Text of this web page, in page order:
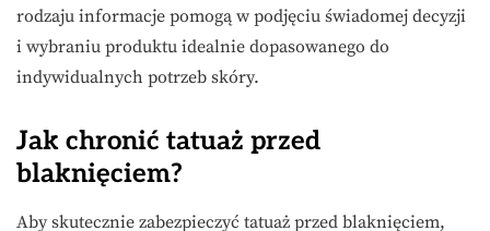
rodzaju informacje pomogą w podjęciu świadomej decyzji
i wybraniu produktu idealnie dopasowanego do
indywidualnych potrzeb skóry.
Jak chronić tatuaż przed
blaknięciem?
Aby skutecznie zabezpieczyć tatuaż przed blaknięciem,